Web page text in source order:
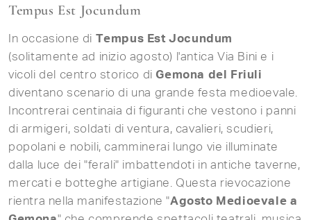
Tempus Est Jocundum
In occasione di Tempus Est Jocundum
(solitamente ad inizio agosto) l'antica Via Bini e i
vicoli del centro storico di Gemona del Friuli
diventano scenario di una grande festa medioevale.
Incontrerai centinaia di figuranti che vestono i panni
di armigeri, soldati di ventura, cavalieri, scudieri,
popolani e nobili, camminerai lungo vie illuminate
dalla luce dei "ferali" imbattendoti in antiche taverne,
mercati e botteghe artigiane. Questa rievocazione
rientra nella manifestazione "Agosto Medioevale a